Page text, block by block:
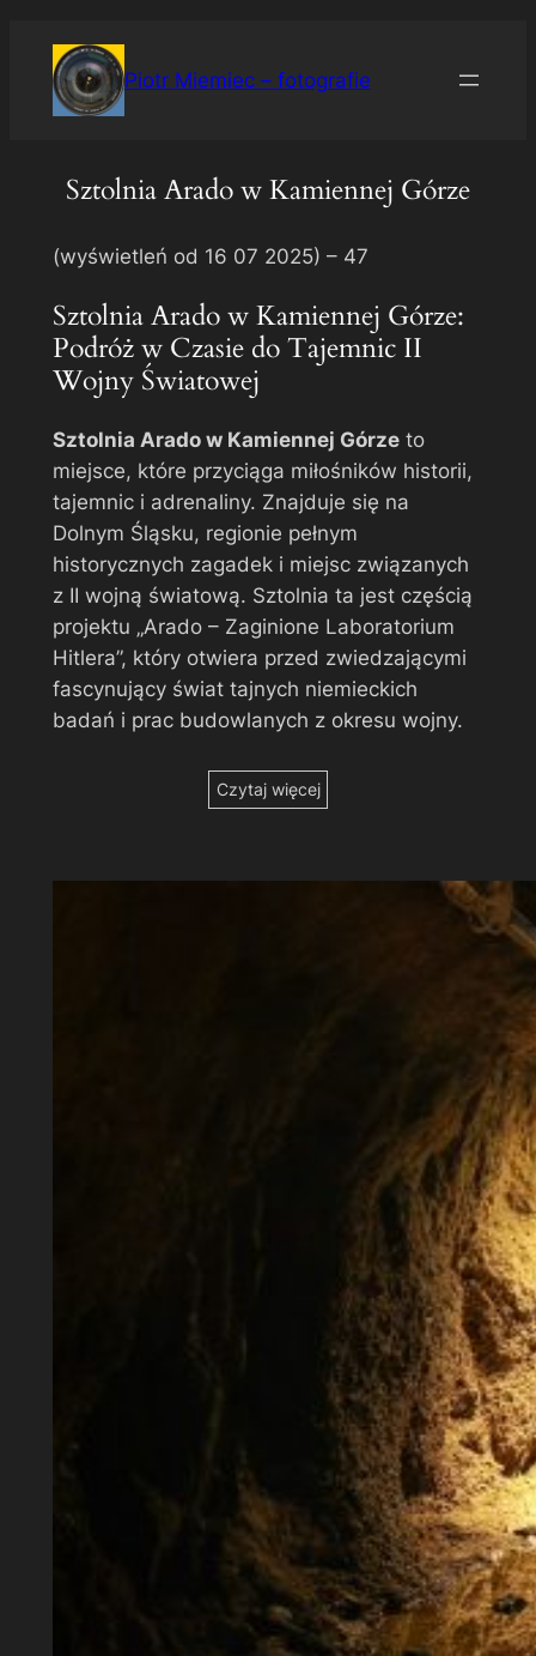
treści
Piotr Miemiec – fotografie
Sztolnia Arado w Kamiennej Górze
(wyświetleń od 16 07 2025) – 47
Sztolnia Arado w Kamiennej Górze:
Podróż w Czasie do Tajemnic II
Wojny Światowej
Sztolnia Arado w Kamiennej Górzeto
miejsce, które przyciąga miłośników historii,
tajemnic i adrenaliny. Znajduje się na
Dolnym Śląsku, regionie pełnym
historycznych zagadek i miejsc związanych
z II wojną światową. Sztolnia ta jest częścią
projektu „Arado – Zaginione Laboratorium
Hitlera”, który otwiera przed zwiedzającymi
fascynujący świat tajnych niemieckich
badań i prac budowlanych z okresu wojny.
Czytaj więcej